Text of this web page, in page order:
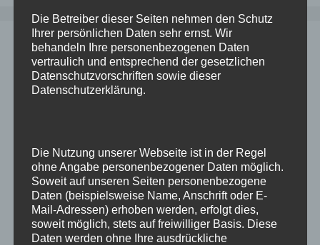
Neueste Beiträge
Alle Objekte aus einem Tablespace
Tabellen beim Import dekomprimieren
Upgrade einer Datenbank schlägt fehl (nach
Migration von Windows nach Linux)
Updates für Enterprise Manager 13.5
Die Betreiber dieser Seiten nehmen den Schutz
Ihrer persönlichen Daten sehr ernst. Wir
behandeln Ihre personenbezogenen Daten
vertraulich und entsprechend der gesetzlichen
Datenschutzvorschriften sowie dieser
Datenschutzerklärung.
Die Nutzung unserer Webseite ist in der Regel
ohne Angabe personenbezogener Daten möglich.
Soweit auf unseren Seiten personenbezogene
Daten (beispielsweise Name, Anschrift oder E-
Mail-Adressen) erhoben werden, erfolgt dies,
soweit möglich, stets auf freiwilliger Basis. Diese
Daten werden ohne Ihre ausdrückliche